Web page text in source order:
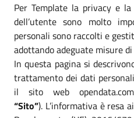
Per Template la privacy e
dell’utente sono molto
personali sono raccolti e
adottando adeguate misure
In questa pagina si
trattamento dei dati
il sito web
“Sito”). L’informativa è resa